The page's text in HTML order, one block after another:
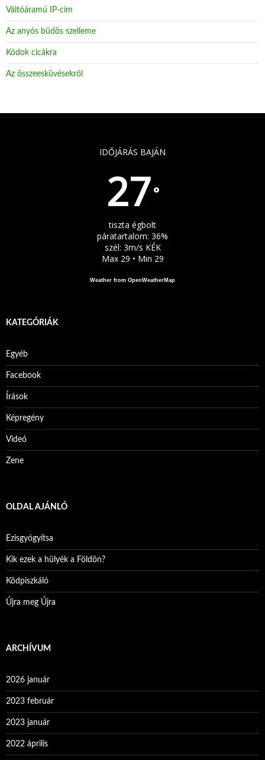
Váltóáramú IP-cím
Az anyós büdös szelleme
Kódok cicákra
Az összeesküvésekről
IDŐJÁRÁS BAJÁN
27°
tiszta égbolt
páratartalom: 36%
szél: 3m/s KÉK
Max 29 • Min 29
Weather from OpenWeatherMap
KATEGÓRIÁK
Egyéb
Facebook
Írások
Képregény
Videó
Zene
OLDAL AJÁNLÓ
Ezisgyógyítsa
Kik ezek a hülyék a Földön?
Ködpiszkáló
Újra meg Újra
ARCHÍVUM
2026 január
2023 február
2023 január
2022 április